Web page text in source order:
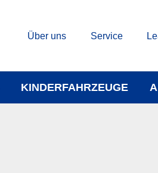
Über uns Service
KINDERFAHRZEUGE